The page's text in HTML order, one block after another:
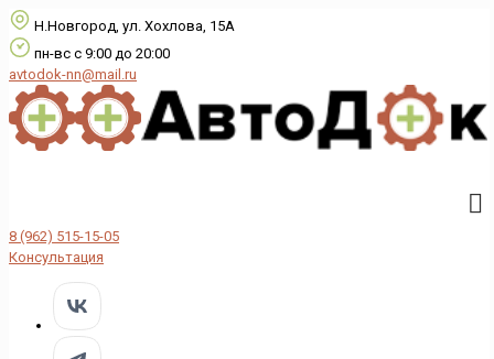
Н.Новгород, ул. Хохлова, 15А
пн-вс с 9:00 до 20:00
avtodok-nn@mail.ru
8 (962) 515-15-05
Консультация